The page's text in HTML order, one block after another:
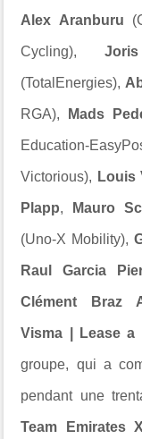
Alex Aranburu
Cycling),
(TotalEnergies),
RGA), Mads
Education-
Victorious), Louis
Plapp, Mauro
(Uno-X Mobility),
Raul Garcia
Clément Braz
Visma | Lease
groupe, qui a
pendant une
Team Emirates